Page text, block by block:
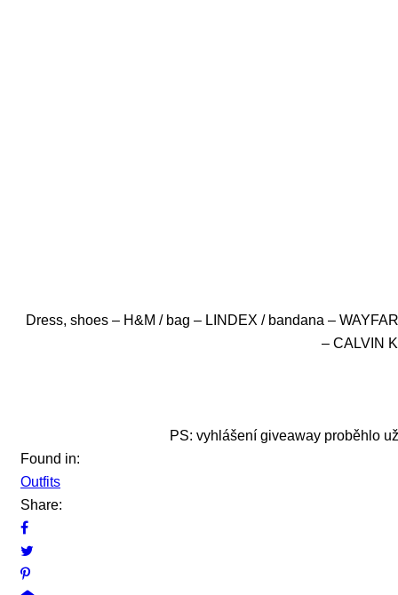
Dress, shoes – H&M / bag – LINDEX / bandana –
– CALVIN
PS: vyhlášení giveaway proběhlo
Found in:
Outfits
Share: